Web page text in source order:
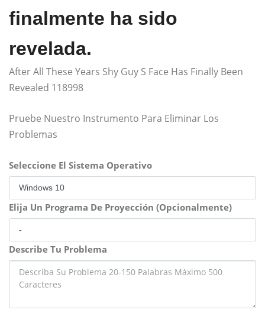
finalmente ha sido
revelada.
After All These Years Shy Guy S Face Has Finally Been
Revealed 118998
Pruebe Nuestro Instrumento Para Eliminar Los
Problemas
Seleccione El Sistema Operativo
Elija Un Programa De Proyección (Opcionalmente)
Describe Tu Problema